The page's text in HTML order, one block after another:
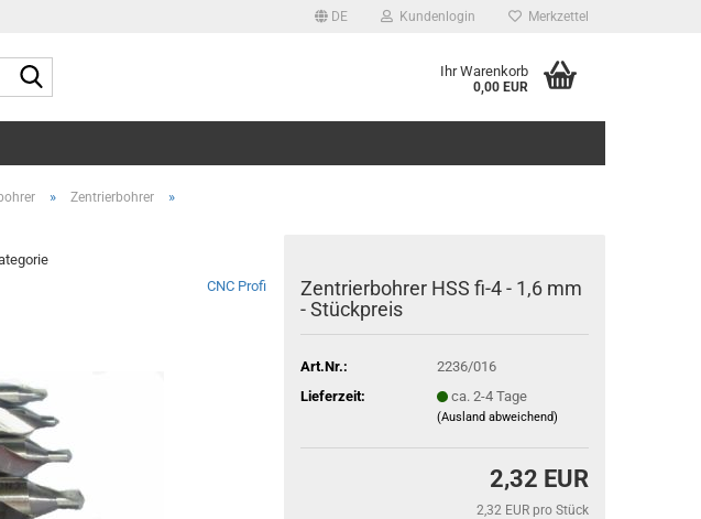
DE Kundenlogin Merkzettel
Ihr Warenkorb
0,00 EUR
» Zentrierbohrer »
CNC Profi
Zentrierbohrer HSS fi-4 - 1,6 mm
- Stückpreis
Art.Nr.:
2236/016
Lieferzeit:
ca. 2-4 Tage
(Ausland abweichend)
2,32 EUR
2,32 EUR pro Stück